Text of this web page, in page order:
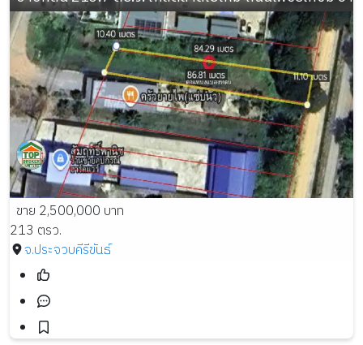
ขาย 2,500,000 บาท
213 ตรว.
จ.ประจวบคีรีขันธ์